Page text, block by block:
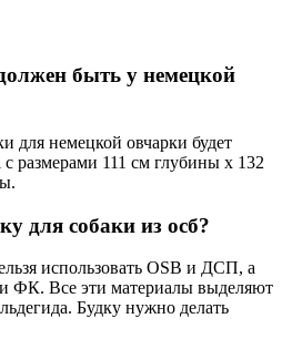
быть у немецкой
для немецкой овчарки будет
размерами 111 см глубины х 132
для собаки из осб?
использовать OSB и ДСП, а
ФК. Все эти материалы выделяют
Будку нужно делать